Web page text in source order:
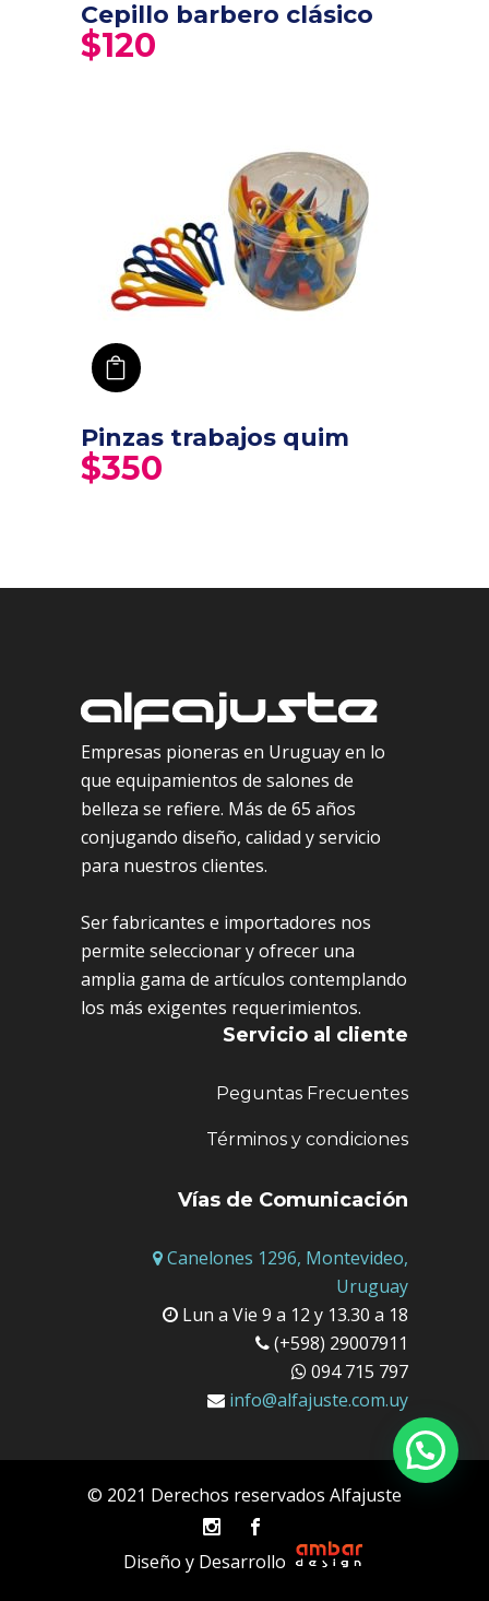
Cepillo barbero clásico
$120
Pinzas trabajos quim
$350
Empresas pioneras en Uruguay en lo
que equipamientos de salones de
belleza se refiere. Más de 65 años
conjugando diseño, calidad y servicio
para nuestros clientes.
Ser fabricantes e importadores nos
permite seleccionar y ofrecer una
amplia gama de artículos contemplando
los más exigentes requerimientos.
Servicio al cliente
Peguntas Frecuentes
Términos y condiciones
Vías de Comunicación
Canelones 1296, Montevideo,
Uruguay
Lun a Vie 9 a 12 y 13.30 a 18
(+598) 29007911
094 715 797
info@alfajuste.com.uy
© 2021 Derechos reservados Alfajuste
Diseño y Desarrollo